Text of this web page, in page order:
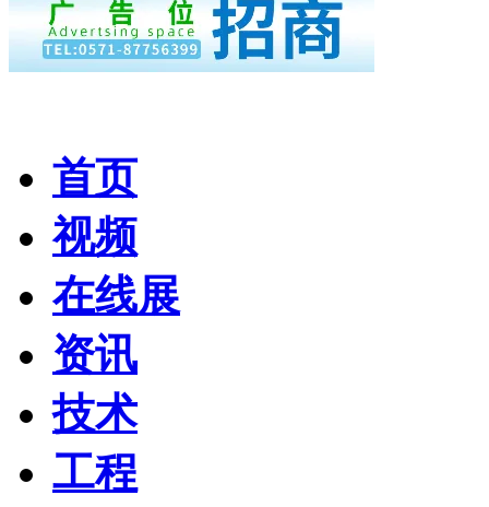
首页
视频
在线展
资讯
技术
工程